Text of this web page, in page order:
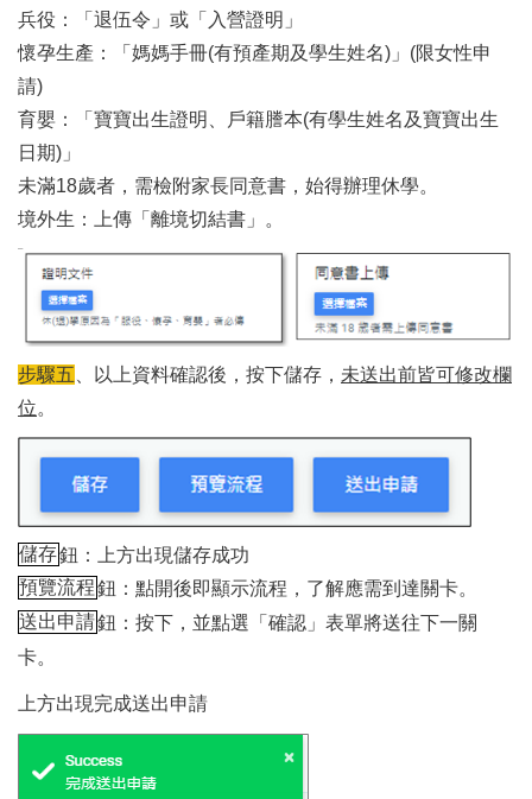
兵役：「退伍令」或「入營證明」
懷孕生產：「媽媽手冊(有預產期及學生姓名)」(限女性申
請)
育嬰：「寶寶出生證明、戶籍謄本(有學生姓名及寶寶出生
日期)」
未滿18歲者，需檢附家長同意書，始得辦理休學。
境外生：上傳「離境切結書」。
步驟五 、以上資料確認後，按下儲存， 未送出前皆可修改欄
位。
儲存鈕：上方出現儲存成功
預覽流程鈕：點開後即顯示流程，了解應需到達關卡。
送出申請鈕：按下，並點選「確認」表單將送往下一關
卡。
上方出現完成送出申請